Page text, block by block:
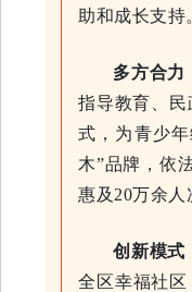
助和成长支
多方合力
指导教育、
式，为青少
木”品牌，依
惠及20万余
创新模式
全区幸福社区